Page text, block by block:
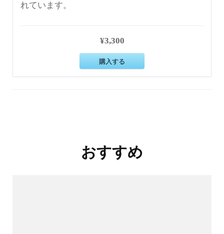
れています。
¥3,300
購入する
おすすめ